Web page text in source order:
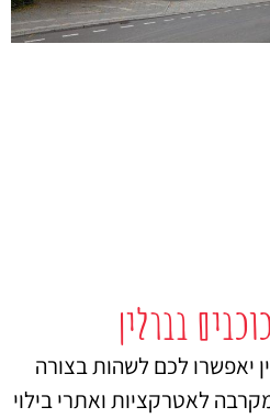
בברלין יאפשרו לכם לשהות בצורה
לאטרקציות ואתרי בילוי